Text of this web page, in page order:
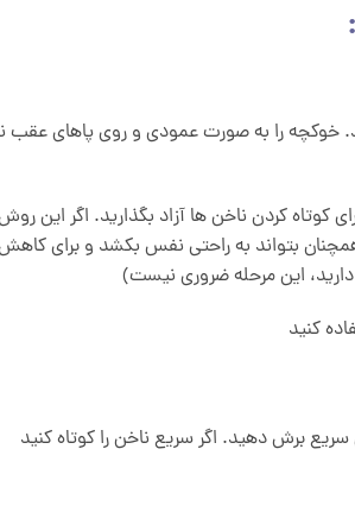
خوکچه را به صورت عمودی و روی پاهای عقب
کردن ناخن ها آزاد بگذارید. اگر این
بتواند به راحتی نفس بکشد و برای
این مرحله ضروری نیست)
کنید
برش دهید. اگر سریع ناخن را کوتاه کنید